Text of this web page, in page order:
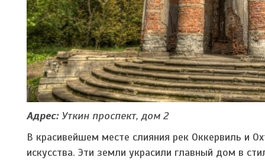
Адрес:Уткин проспект, дом 2
В красивейшем месте слияния рек Оккервиль и
искусства. Эти земли украсили главный дом в